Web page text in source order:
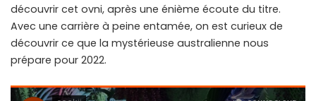
découvrir cet ovni, après une énième écoute du titre.
Avec une carrière à peine entamée, on est curieux de
découvrir ce que la mystérieuse australienne nous
prépare pour 2022.